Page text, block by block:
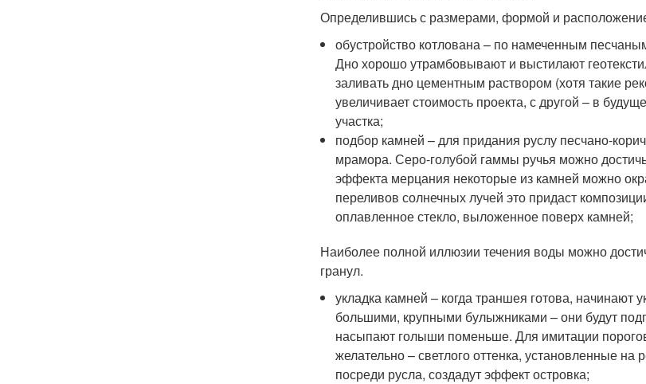
Определившись с размерами, формой и
обустройство котлована – по намеченным
Дно хорошо утрамбовывают и выстилают
заливать дно цементным раствором (хотя такие
увеличивает стоимость проекта, с другой – в
участка;
подбор камней – для придания руслу песчано-
мрамора. Серо-голубой гаммы ручья можно
эффекта мерцания некоторые из камней можно
переливов солнечных лучей это придаст
оплавленное стекло, выложенное поверх камней;
Наиболее полной иллюзии течения воды можно
гранул.
укладка камней – когда траншея готова,
большими, крупными булыжниками – они будут
насыпают голыши поменьше. Для имитации
желательно – светлого оттенка, установленные
посреди русла, создадут эффект островка;